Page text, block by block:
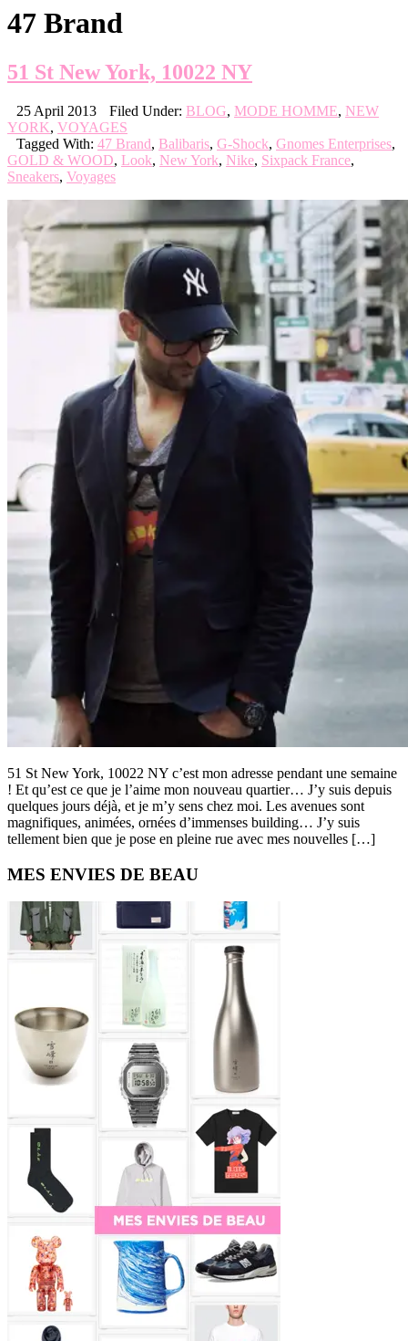
47 Brand
51 St New York, 10022 NY
25 April 2013 Filed Under: BLOG, MODE HOMME, NEW
YORK, VOYAGES
Tagged With: 47 Brand, Balibaris, G-Shock, Gnomes Enterprises,
GOLD & WOOD, Look, New York, Nike, Sixpack France,
Sneakers, Voyages
51 St New York, 10022 NY c’est mon adresse pendant une semaine
! Et qu’est ce que je l’aime mon nouveau quartier… J’y suis depuis
quelques jours déjà, et je m’y sens chez moi. Les avenues sont
magnifiques, animées, ornées d’immenses building… J’y suis
tellement bien que je pose en pleine rue avec mes nouvelles […]
Primary
Sidebar
MES ENVIES DE BEAU